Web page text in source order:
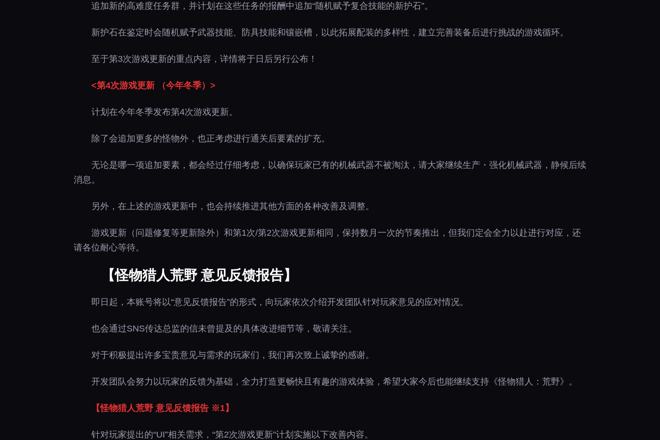
追加新的高难度任务群，并计划在这些任务的报酬中追加“随机赋予复合技能的新护石”。
新护石在鉴定时会随机赋予武器技能、防具技能和镶嵌槽，以此拓展配装的多样性，建立完善装备后进行挑战的游戏循环。
至于第3次游戏更新的重点内容，详情将于日后另行公布！
<第4次游戏更新 （今年冬季）>
计划在今年冬季发布第4次游戏更新。
除了会追加更多的怪物外，也正考虑进行通关后要素的扩充。
无论是哪一项追加要素，都会经过仔细考虑，以确保玩家已有的机械武器不被淘汰，请大家继续生产・强化机械武器，静候后续
消息。
另外，在上述的游戏更新中，也会持续推进其他方面的各种改善及调整。
游戏更新（问题修复等更新除外）和第1次/第2次游戏更新相同，保持数月一次的节奏推出，但我们定会全力以赴进行对应，还
请各位耐心等待。
【怪物猎人荒野 意见反馈报告】
即日起，本账号将以“意见反馈报告”的形式，向玩家依次介绍开发团队针对玩家意见的应对情况。
也会通过SNS传达总监的信未曾提及的具体改进细节等，敬请关注。
对于积极提出许多宝贵意见与需求的玩家们，我们再次致上诚挚的感谢。
开发团队会努力以玩家的反馈为基础，全力打造更畅快且有趣的游戏体验，希望大家今后也能继续支持《怪物猎人：荒野》。
【怪物猎人荒野 意见反馈报告 ※1】
针对玩家提出的“UI”相关需求，“第2次游戏更新”计划实施以下改善内容。